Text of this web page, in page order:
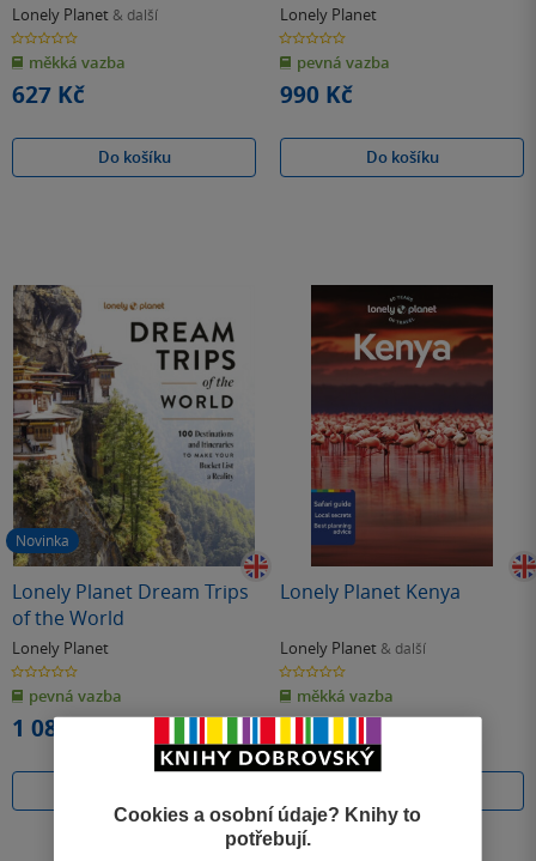
Lonely Planet & další
0.0
z
5
hvězdiček
měkká vazba
627 Kč
Do košíku
Lonely Planet
0.0
z
5
hvězdiček
pevná vazba
990 Kč
Do košíku
Novinka
Lonely Planet Dream Trips
of the World
Lonely Planet
0.0
z
5
hvězdiček
pevná vazba
1 089 Kč
Lonely Planet Kenya
Lonely Planet & další
0.0
z
5
hvězdiček
měkká vazba
Cookies a osobní údaje? Knihy to
potřebují.